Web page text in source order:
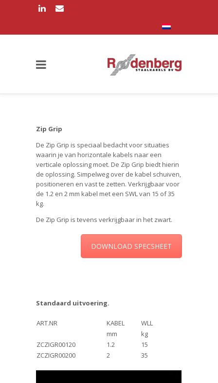
Zip Grip
De Zip Grip is speciaal bedacht voor situaties
waarin je van horizontale kabels naar een
verticale oplossing moet. De Zip Grip biedt hierin
de oplossing. Simpelweg over de kabel schuiven,
positioneren en vast te zetten. Verkrijgbaar voor
de 1.2 en 2 mm kabel met een SWL van 15 of 35
kg.
De Zip Grip is tevens verkrijgbaar in het zwart.
DOWNLOAD SPECSHEET
Standaard uitvoering.
ART.NR KABEL
WLL
mm
kg
ZCZIGR00120
1.2
15
ZCZIGR00200
2 35